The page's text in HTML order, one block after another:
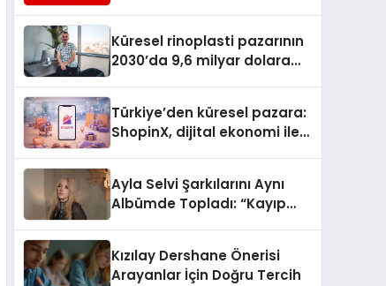
Küresel rinoplasti pazarının
2030’da 9,6 milyar dolara
Türkiye’den küresel pazara:
ShopinX, dijital ekonomi ile
Ayla Selvi Şarkılarını Aynı
Albümde Topladı: “Kayıp
Kızılay Dershane Önerisi
Arayanlar İçin Doğru Tercih